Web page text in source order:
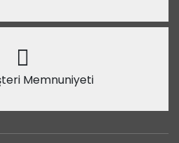
Memnuniyeti